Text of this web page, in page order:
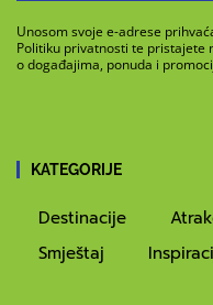
Unosom svoje e-adrese
Politiku privatnosti te pristajete
o događajima, ponuda i
KATEGORIJE
Destinacije
Smještaj